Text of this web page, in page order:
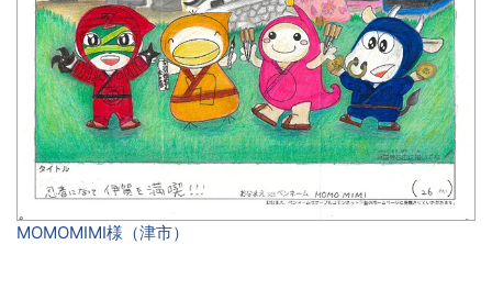
MOMOMIMI様（津市）